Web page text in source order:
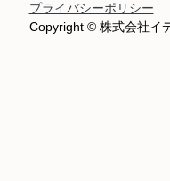
プライバシーポリシー
Copyright © 株式会社イ